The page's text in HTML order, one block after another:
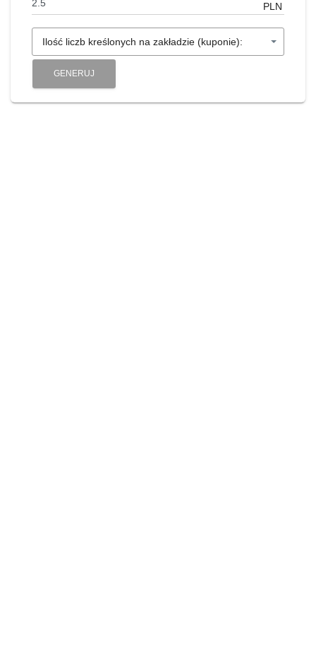
PLN
Ilość liczb kreślonych na zakładzie (kuponie):